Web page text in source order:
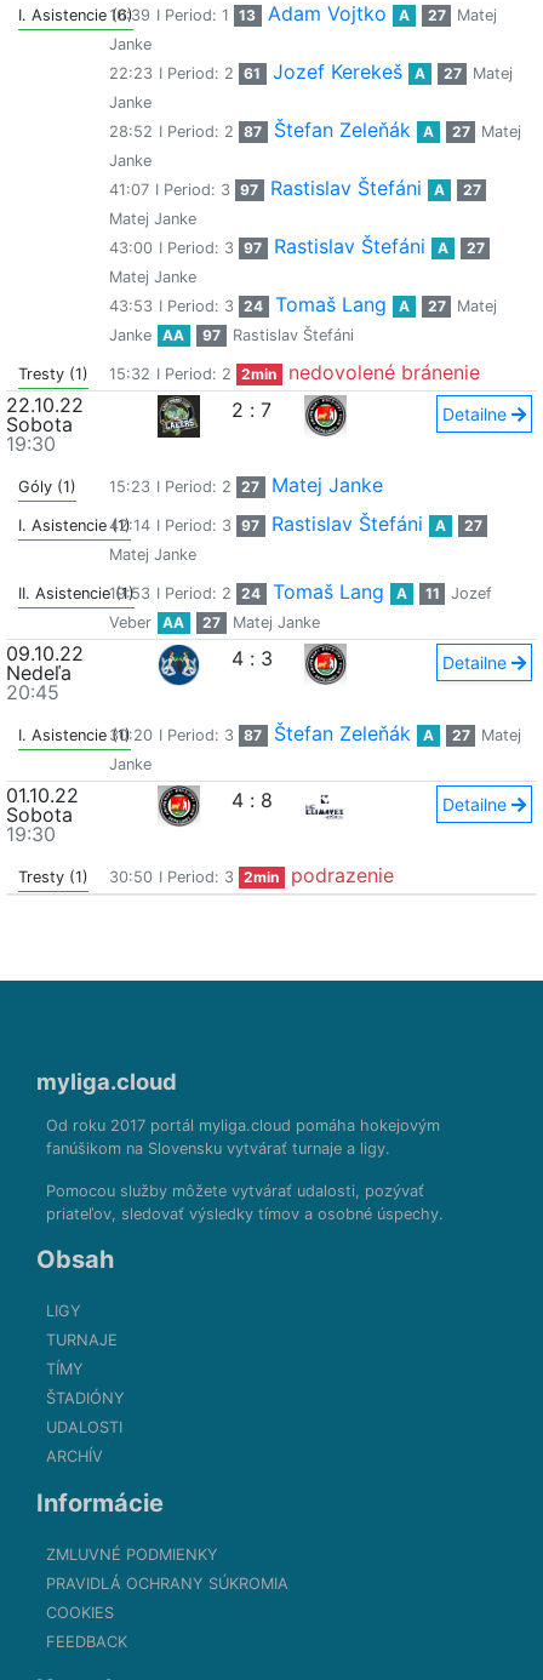
I. Asistencie (6)
10:39 I Period: 1 13 Adam Vojtko A 27
Matej
Janke
22:23 I Period: 2 61 Jozef Kerekeš A 27
Matej
Janke
28:52 I Period: 2 87 Štefan Zeleňák A 27
Matej
Janke
41:07 I Period: 3 97 Rastislav Štefáni A
27
Matej Janke
43:00 I Period: 3 97 Rastislav Štefáni A
27
Matej Janke
43:53 I Period: 3 24 Tomaš Lang A 27
Matej
Janke
AA 97 Rastislav Štefáni
Tresty (1) 15:32 I Period: 2 2min
nedovolené bránenie
22.10.22
Sobota
19:30
2 : 7 Detailne
Góly (1) 15:23 I Period: 2 27 Matej Janke
I. Asistencie (1)42:14 I Period: 3 97 Rastislav Štefáni A
27
Matej Janke
II. Asistencie (1)
19:53 I Period: 2 24 Tomaš Lang A 11
Jozef
Veber
AA 27 Matej Janke
09.10.22
Nedeľa
20:45
4 : 3 Detailne
I. Asistencie (1)30:20 I Period: 3 87 Štefan Zeleňák A 27
Matej
Janke
01.10.22
Sobota
19:30
4 : 8 Detailne
Tresty (1) 30:50 I Period: 3 2min podrazenie
myliga.cloud
Od roku 2017 portál myliga.cloud pomáha hokejovým
fanúšikom na Slovensku vytvárať turnaje a ligy.
Pomocou služby môžete vytvárať udalosti, pozývať
priateľov, sledovať výsledky tímov a osobné úspechy.
Obsah
LIGY
TURNAJE
TÍMY
ŠTADIÓNY
UDALOSTI
ARCHÍV
Informácie
ZMLUVNÉ PODMIENKY
PRAVIDLÁ OCHRANY SÚKROMIA
COOKIES
FEEDBACK